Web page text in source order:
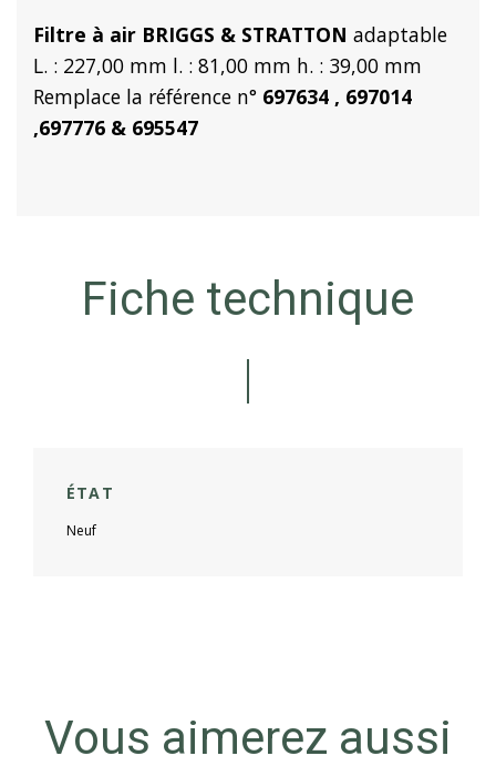
Filtre à air BRIGGS & STRATTON adaptable
L. : 227,00 mm l. : 81,00 mm h. : 39,00 mm
Remplace la référence n° 697634 , 697014
,697776 & 695547
Fiche technique
ÉTAT
Neuf
Vous aimerez aussi